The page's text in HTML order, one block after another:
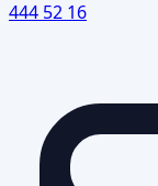
444 52 16